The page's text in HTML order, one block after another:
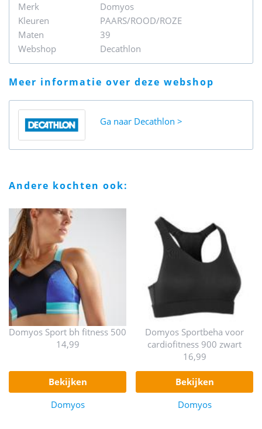
Merk
Domyos
Kleuren
PAARS/ROOD/ROZE
Maten
39
Webshop
Decathlon
meer informatie over deze webshop
Ga naar Decathlon
andere kochten ook:
Domyos Sport bh fitness 500
14,99
bekijken
Domyos
Domyos Sportbeha voor
cardiofitness 900 zwart
16,99
bekijken
Domyos